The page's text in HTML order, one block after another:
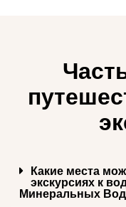
Какие места
экскурсиях к
Минеральных Вод